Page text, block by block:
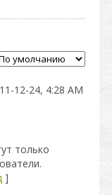
12-24, 4:28 AM
только
]